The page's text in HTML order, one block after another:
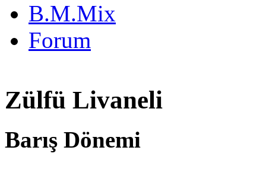
B.M.Mix
Forum
Zülfü Livaneli
Barış Dönemi